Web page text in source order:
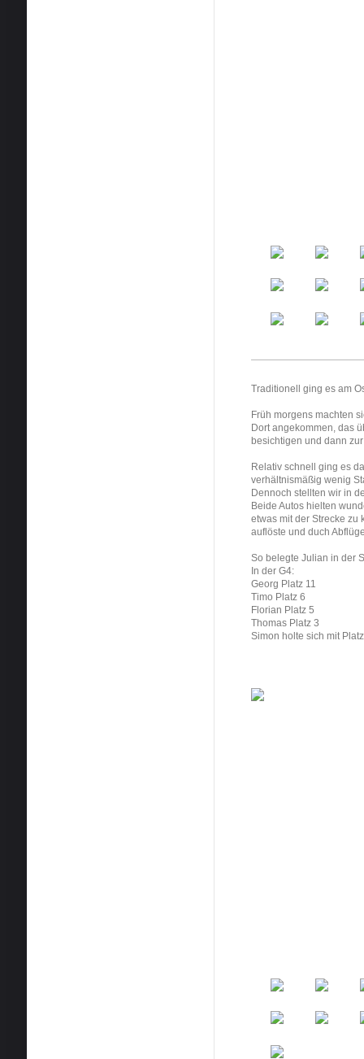
Traditionell ging es am
Früh morgens machten
Dort angekommen, das
besichtigen und dann
Relativ schnell ging es
verhältnismäßig wenig
Dennoch stellten wir in
Beide Autos hielten
etwas mit der Strecke zu
auflöste und duch
So belegte Julian in der
In der G4:
Georg Platz 11
Timo Platz 6
Florian Platz 5
Thomas Platz 3
Simon holte sich mit